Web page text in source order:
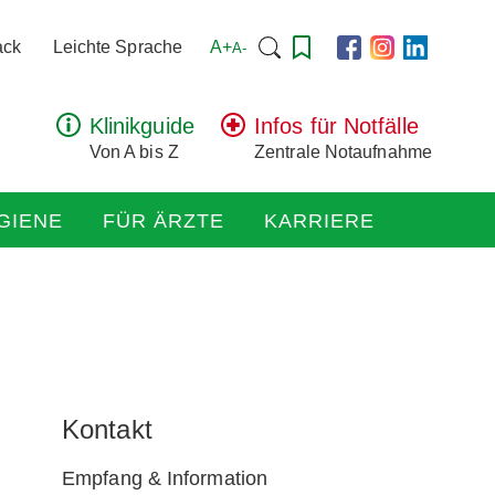
Leichte Sprache A+A- Suchen
Klinikguide
Von A bis Z
Infos für Notfälle
Zentrale Notaufnahme
FÜR ÄRZTE KARRIERE
Kontakt
Empfang & Information